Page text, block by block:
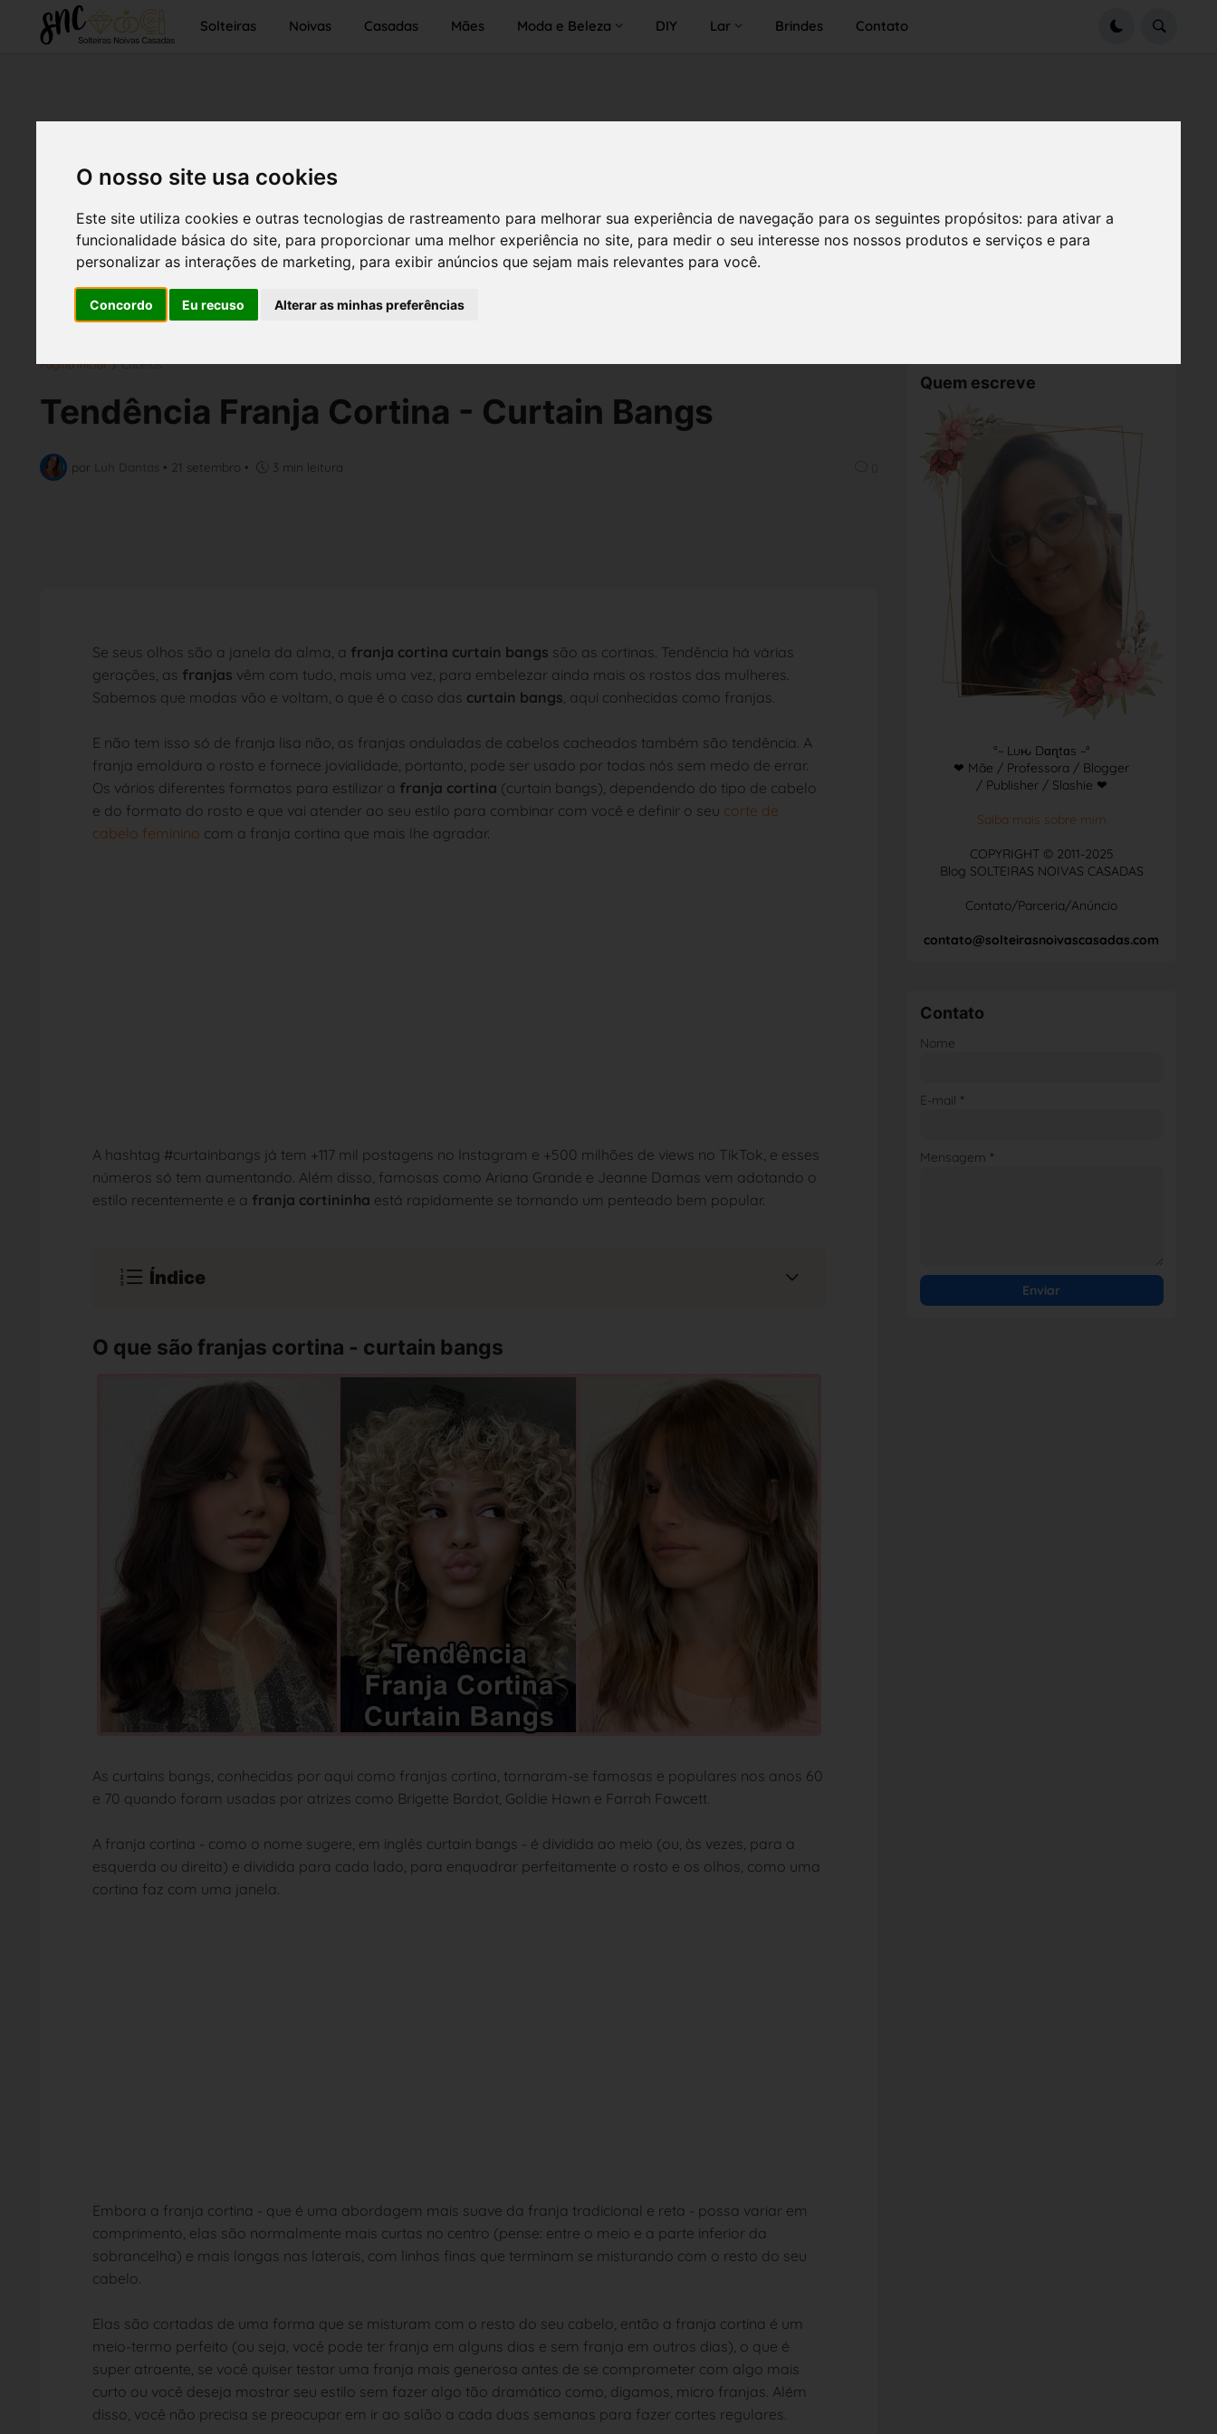
O nosso site usa cookies
Este site utiliza cookies e outras tecnologias de rastreamento para melhorar sua experiência de navegação para os seguintes propósitos: para ativar a
funcionalidade básica do site, para proporcionar uma melhor experiência no site, para medir o seu interesse nos nossos produtos e serviços e para
personalizar as interações de marketing, para exibir anúncios que sejam mais relevantes para você.
Concordo Eu recuso Alterar as minhas preferências
Solteiras Noivas Casadas Mães Moda e Beleza DIY Lar Brindes Contato
Página inicial Cabelos
Tendência Franja Cortina - Curtain Bangs
por • 21 setembro • 3 min leitura
Se seus olhos são a janela da alma, a franja cortina curtain bangs são as cortinas. Tendência há várias
gerações, as franjas vêm com tudo, mais uma vez, para embelezar ainda mais os rostos das mulheres.
Sabemos que modas vão e voltam, o que é o caso das curtain bangs, aqui conhecidas como franjas.
E não tem isso só de franja lisa não, as franjas onduladas de cabelos cacheados também são tendência. A
franja emoldura o rosto e fornece jovialidade, portanto, pode ser usado por todas nós sem medo de errar.
Os vários diferentes formatos para estilizar a franja cortina (curtain bangs), dependendo do tipo de cabelo
e do formato do rosto e que vai atender ao seu estilo para combinar com você e definir o seu corte de
cabelo feminino com a franja cortina que mais lhe agradar.
A hashtag #curtainbangs já tem +117 mil postagens no Instagram e +500 milhões de views no TikTok, e esses
números só tem aumentando. Além disso, famosas como Ariana Grande e Jeanne Damas vem adotando o
estilo recentemente e a franja cortininha está rapidamente se tornando um penteado bem popular.
Índice
O que são franjas cortina - curtain bangs
As curtains bangs, conhecidas por aqui como franjas cortina, tornaram-se famosas e populares nos anos 60
e 70 quando foram usadas por atrizes como Brigette Bardot, Goldie Hawn e Farrah Fawcett.
A franja cortina - como o nome sugere, em inglês curtain bangs - é dividida ao meio (ou, às vezes, para a
esquerda ou direita) e dividida para cada lado, para enquadrar perfeitamente o rosto e os olhos, como uma
cortina faz com uma janela.
Embora a franja cortina - que é uma abordagem mais suave da franja tradicional e reta - possa variar em
comprimento, elas são normalmente mais curtas no centro (pense: entre o meio e a parte inferior da
sobrancelha) e mais longas nas laterais, com linhas finas que terminam se misturando com o resto do seu
cabelo.
Elas são cortadas de uma forma que se misturam com o resto do seu cabelo, então a franja cortina é um
meio-termo perfeito (ou seja, você pode ter franja em alguns dias e sem franja em outros dias), o que é
super atraente, se você quiser testar uma franja mais generosa antes de se comprometer com algo mais
curto ou você deseja mostrar seu estilo sem fazer algo tão dramático como, digamos, micro franjas. Além
disso, você não precisa se preocupar em ir ao salão a cada duas semanas para fazer cortes regulares.
Quem escreve
°~ Luԋ Dɑɳtɑs ~°
❤ Mãe / Professora / Blogger
/ Publisher / Slashie ❤
Saiba mais sobre mim
COPYRIGHT © 2011-2025
Blog SOLTEIRAS NOIVAS CASADAS
Contato/Parceria/Anúncio
contato@solteirasnoivascasadas.com
Contato
Nome
E-mail *
Mensagem *